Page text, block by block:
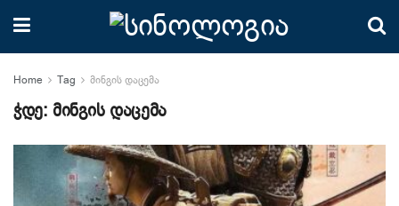
Home Tag მინგის დაცემა
ჭდე: მინგის დაცემა